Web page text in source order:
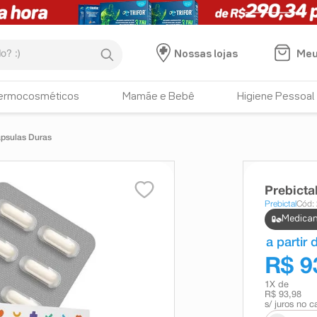
Nossas lojas
Mamãe e Bebê Higiene Pessoal
Duras
PrebictalCód:
a partir
R$
1X de
R$ 93,98
s/ juros no